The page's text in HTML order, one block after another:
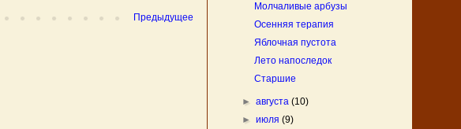
Предыдущее
Молчаливые арбузы
Осенняя терапия
Яблочная пустота
Лето напоследок
Старшие
►августа(10)
►июля(9)